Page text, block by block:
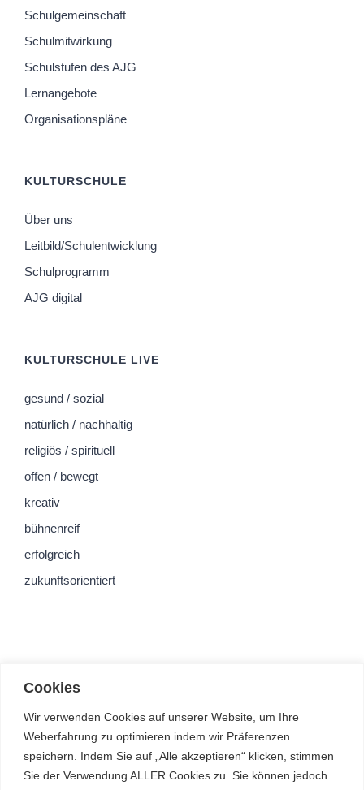
Cookies
Wir verwenden Cookies auf unserer Website, um Ihre
Weberfahrung zu optimieren indem wir Präferenzen
speichern. Indem Sie auf „Alle akzeptieren“ klicken, stimmen
Sie der Verwendung ALLER Cookies zu. Sie können jedoch
Schulgemeinschaft
Schulmitwirkung
Schulstufen des AJG
Lernangebote
Organisationspläne
KULTURSCHULE
Über uns
Leitbild/Schulentwicklung
Schulprogramm
AJG digital
KULTURSCHULE LIVE
gesund / sozial
natürlich / nachhaltig
religiös / spirituell
offen / bewegt
kreativ
bühnenreif
erfolgreich
zukunftsorientiert